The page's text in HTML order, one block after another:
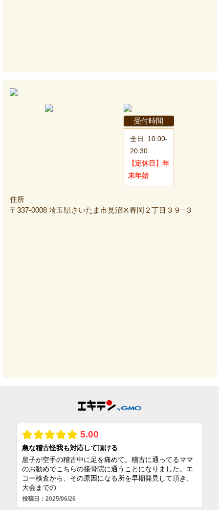
受付時間
全日
10:00-
20:30
【定休日】 年
末年始
住所
〒337-0008 埼玉県さいたま市見沼区春岡２丁目３９−３